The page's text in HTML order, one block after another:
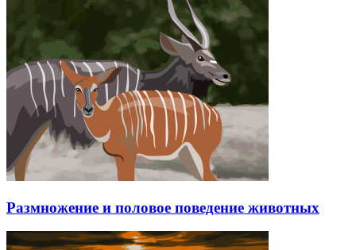
Размножение и половое поведение животных